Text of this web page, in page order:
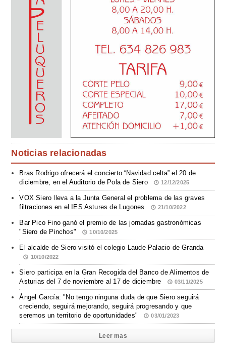
Noticias relacionadas
Bras Rodrigo ofrecerá el concierto “Navidad celta” el 20 de
diciembre, en el Auditorio de Pola de Siero
12/12/2025
VOX Siero lleva a la Junta General el problema de las graves
filtraciones en el IES Astures de Lugones
21/10/2022
Bar Pico Fino ganó el premio de las jornadas gastronómicas
"Siero de Pinchos"
10/10/2025
El alcalde de Siero visitó el colegio Laude Palacio de Granda
10/10/2022
Siero participa en la Gran Recogida del Banco de Alimentos de
Asturias del 7 de noviembre al 17 de diciembre
03/11/2025
Ángel García: "No tengo ninguna duda de que Siero seguirá
creciendo, seguirá mejorando, seguirá progresando y que
seremos un territorio de oportunidades"
03/01/2023
Leer mas